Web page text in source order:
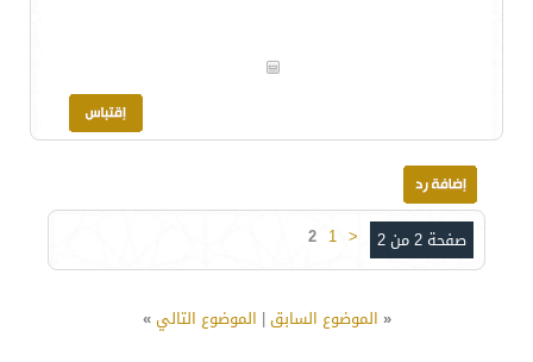
صفحة 2 من 2 <
1
2
« الموضوع السابق| الموضوع التالي»